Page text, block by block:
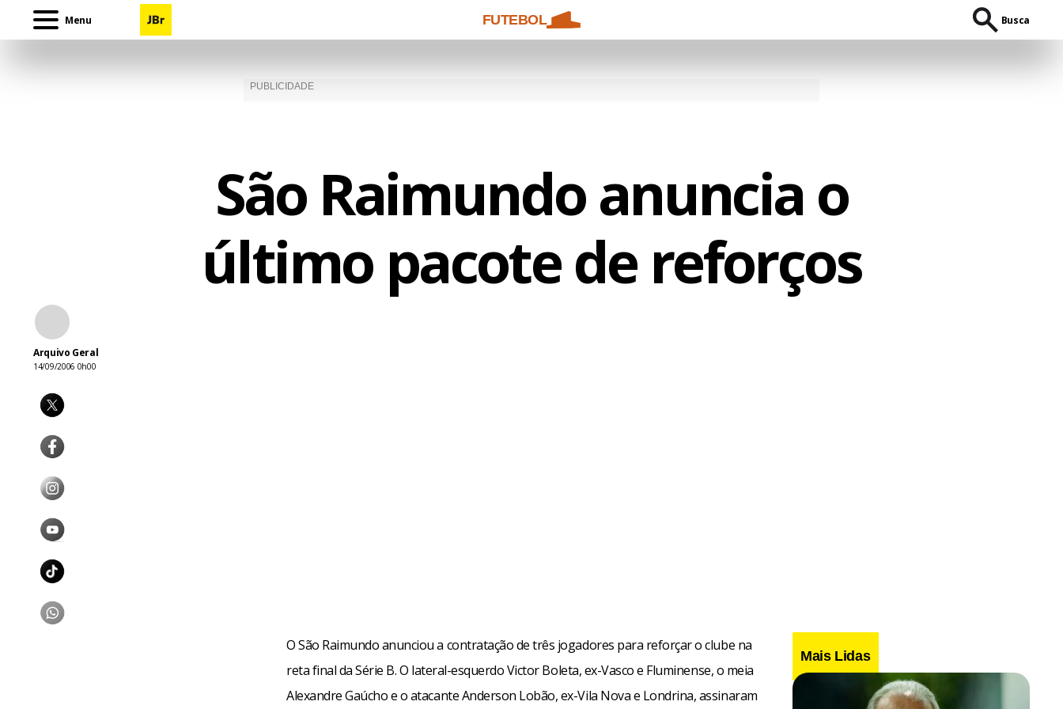
Menu FUTEBOL Busca
São Raimundo anuncia o
último pacote de reforços
Arquivo Geral
14/09/2006 0h00
O São Raimundo anunciou a contratação de três jogadores para reforçar o clube na
reta final da Série B. O lateral-esquerdo Victor Boleta, ex-Vasco e Fluminense, o meia
Alexandre Gaúcho e o atacante Anderson Lobão, ex-Vila Nova e Londrina, assinaram
Mais Lidas